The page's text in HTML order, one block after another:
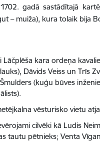
gadā sastādītajā
– muiža), kura tolaik bija
kara ordeņa
Dāvids Veiss un Trīs
(kuģu būves
vēsturisko vietu
cilvēki kā Ludis
tautu pētnieks; Venta